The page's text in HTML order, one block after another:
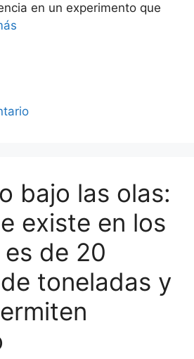
en un experimento que
bajo las olas:
existe en los
de 20
toneladas y